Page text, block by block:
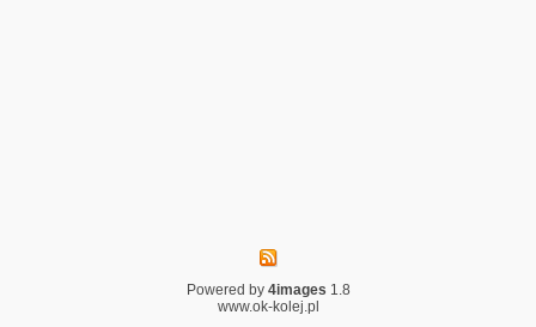
Powered by 4images 1.8
www.ok-kolej.pl